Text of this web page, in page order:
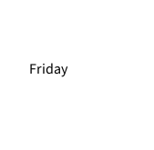
Friday